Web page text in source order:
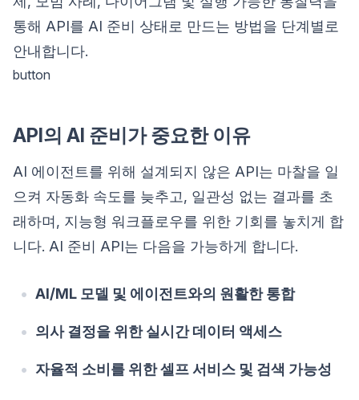
통해 API를 AI 준비 상태로 만드는 방법을 단계별로
안내합니다.
button
API의 AI 준비가 중요한 이유
AI 에이전트를 위해 설계되지 않은 API는 마찰을 일
으켜 자동화 속도를 늦추고, 일관성 없는 결과를 초
래하며, 지능형 워크플로우를 위한 기회를 놓치게 합
니다. AI 준비 API는 다음을 가능하게 합니다.
AI/ML 모델 및 에이전트와의 원활한 통합
의사 결정을 위한 실시간 데이터 액세스
자율적 소비를 위한 셀프 서비스 및 검색 가능성